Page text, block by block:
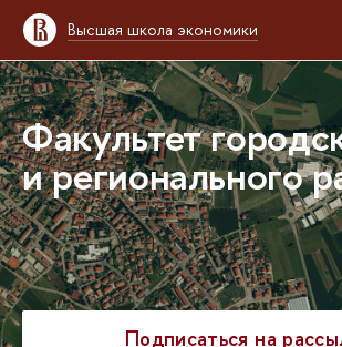
Высшая школа экономики
Факультет
и регионального
Подписаться на